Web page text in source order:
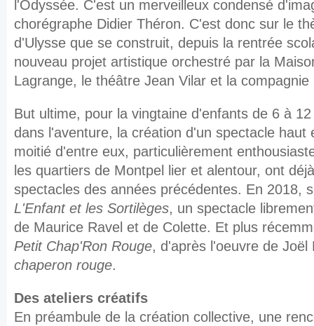
l'Odyssée. C'est un merveilleux condensé
chorégraphe Didier Théron. C'est donc sur le
d'Ulysse que se construit, depuis la rentrée
nouveau projet artistique orchestré par la
Lagrange, le théâtre Jean Vilar et la compagnie
But ultime, pour la vingtaine d'enfants de 6 à
dans l'aventure, la création d'un spectacle haut
moitié d'entre eux, particulièrement
les quartiers de Montpel lier et alentour, ont
spectacles des années précédentes. En 2018,
L'Enfant et les Sortilèges, un spectacle
de Maurice Ravel et de Colette. Et plus
Petit Chap'Ron Rouge, d'après l'oeuvre de
chaperon rouge.
Des ateliers créatifs
En préambule de la création collective, une